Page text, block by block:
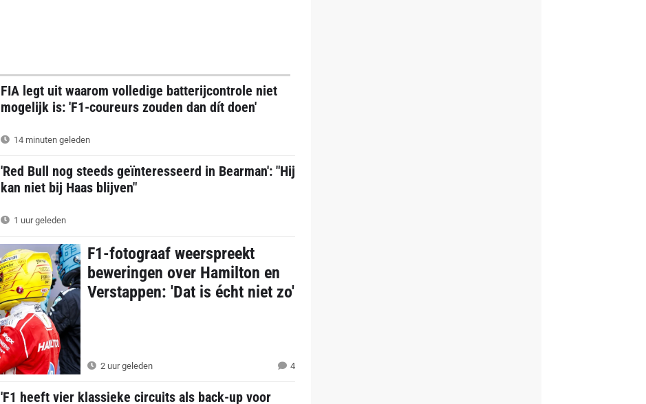
FIA legt uit waarom volledige batterijcontrole niet
mogelijk is: 'F1-coureurs zouden dan dít doen'
14 minuten geleden
'Red Bull nog steeds geïnteresseerd in Bearman': "Hij
kan niet bij Haas blijven"
1 uur geleden
F1-fotograaf weerspreekt
beweringen over Hamilton en
Verstappen: 'Dat is écht niet zo'
2 uur geleden 4
'F1 heeft vier klassieke circuits als back-up voor